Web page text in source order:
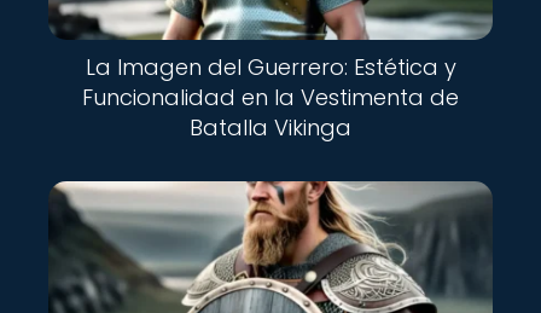
La Imagen del Guerrero: Estética y
Funcionalidad en la Vestimenta de
Batalla Vikinga